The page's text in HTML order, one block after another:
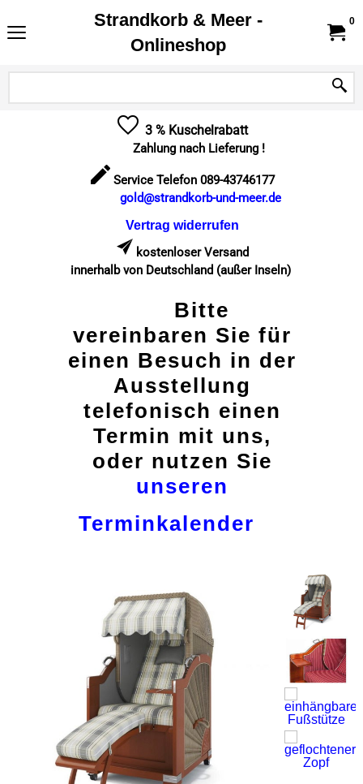
Strandkorb & Meer -
Onlineshop
0
3 % Kuschelrabatt
Zahlung nach Lieferung !
Service Telefon 089-43746177
gold@strandkorb-und-meer.de
Vertrag widerrufen
kostenloser Versand
innerhalb von Deutschland (außer Inseln)
Bitte
vereinbaren Sie für
einen Besuch in der
Ausstellung
telefonisch einen
Termin mit uns,
oder nutzen Sie
unseren
Terminkalender